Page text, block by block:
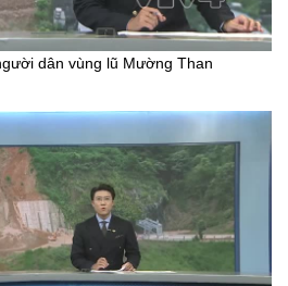
dân vùng lũ Mường Than